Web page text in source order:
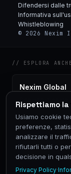
Rispettiamo
Usiamo cookie
preferenze,
analizzare il
rifiutarli tutti o
decisione in
Privacy Policy·
Difendersi dalle
Informativa
Whistleblowing
© 2026
// ESPLORA ANCHE
Nexim Global
Fornitori
Diventa vendor